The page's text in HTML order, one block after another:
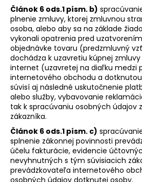
Článok 6 ods.1 písm. b)
plnenie zmluvy, ktorej zmluvnou
osoba, alebo aby sa na základe
vykonali opatrenia pred
objednávke tovaru (predzmluvný
dochádza k uzavretiu kúpnej
internet (uzavretej na diaľku medzi
internetového obchodu a
súvisí aj následné uskutočnenie
alebo služby, vybavovanie
tak k spracúvaniu osobných údajov
zákazníka.
Článok 6 ods.1 písm. c)
splnenie zákonnej povinnosti
účelu fakturácie, evidencie
nevyhnutných s tým súvisiacich
prevádzkovateľa internetového
osobných údajov dotknutej osoby.